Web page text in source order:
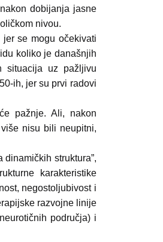
dobijanja jasne
nivou.
se mogu očekivati
koliko je današnjih
situacija uz pažljivu
ih, jer su prvi radovi
pažnje. Ali, nakon
nisu bili neupitni,
struktura”,
karakteristike
negostoljubivost i
razvojne linije
područja) i